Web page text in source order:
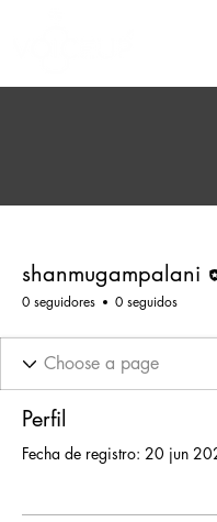
shanmugampalani
0 seguidores 0 seguidos
Perfil
Fecha de registro: 20 jun